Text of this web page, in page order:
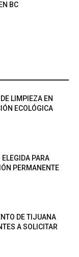
BC
LIMPIEZA EN
ECOLÓGICA
PARA
PERMANENTE
DE TIJUANA
A SOLICITAR